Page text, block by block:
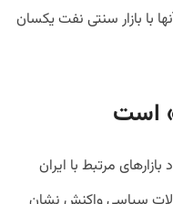
بازار سنتی نفت یکسان
است
بازارهای مرتبط با ایران